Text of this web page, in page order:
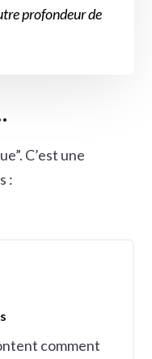
profondeur de
C’est une
:
comment